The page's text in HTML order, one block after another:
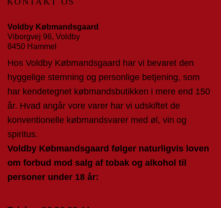
Voldby Købmandsgaard
Viborgvej 96, Voldby
8450 Hammel
Hos Voldby Købmandsgaard har vi bevaret den
hyggelige stemning og personlige betjening, som
har kendetegnet købmandsbutikken i mere end 150
år. Hvad angår vore varer har vi udskiftet de
konventionelle købmandsvarer med øl, vin og
spiritus.
Voldby Købmandsgaard følger naturligvis loven
om forbud mod salg af tobak og alkohol til
personer under 18 år: